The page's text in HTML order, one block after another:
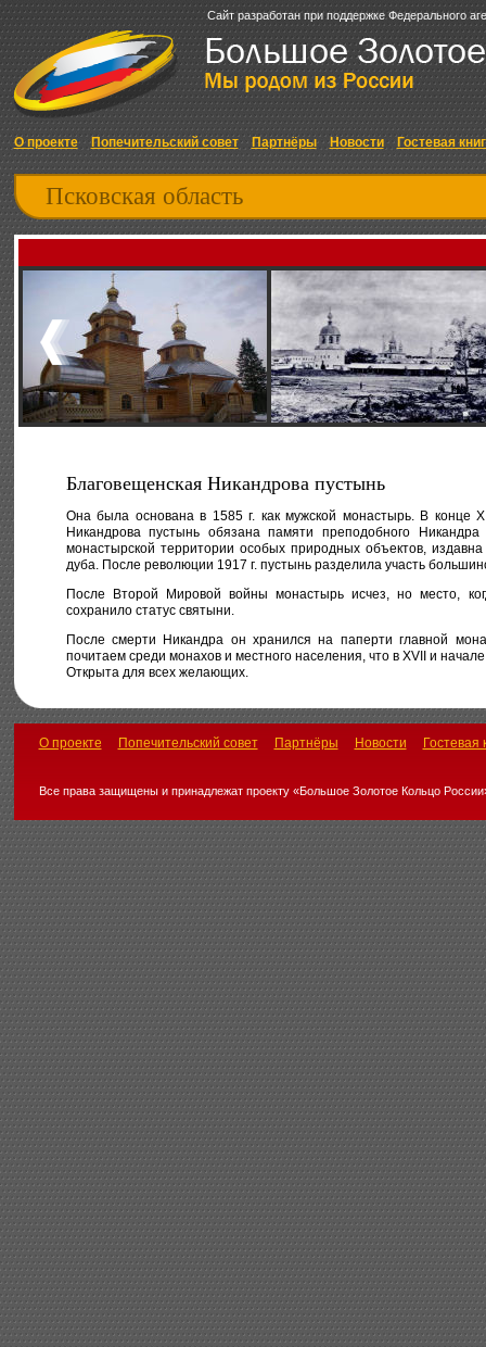
Сайт разработан при поддержке Федерального
О проекте Попечительский совет Партнёры Новости Гостевая
Псковская область
Благовещенская Никандрова пустынь
Она была основана в 1585 г. как мужской монастырь. В конце
Никандрова пустынь обязана памяти преподобного
монастырской территории особых природных объектов,
дуба. После революции 1917 г. пустынь разделила участь
После Второй Мировой войны монастырь исчез, но место,
сохранило статус святыни.
После смерти Никандра он хранился на паперти главной
почитаем среди монахов и местного населения, что в XVII и
Открыта для всех желающих.
О проекте Попечительский совет Партнёры Новости Гостевая
Все права защищены и принадлежат проекту «Большое Золотое Кольцо